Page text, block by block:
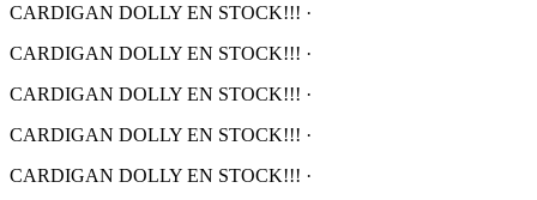
CARDIGAN DOLLY EN STOCK!!! ·
CARDIGAN DOLLY EN STOCK!!! ·
CARDIGAN DOLLY EN STOCK!!! ·
CARDIGAN DOLLY EN STOCK!!! ·
CARDIGAN DOLLY EN STOCK!!! ·